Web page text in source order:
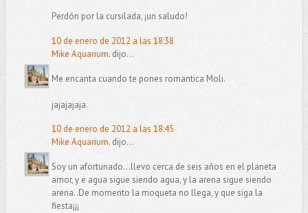
Perdón por la cursilada, ¡un saludo!
10 de enero de 2012 a las 18:38
Mike Aquarium.dijo...
Me encanta cuando te pones romantica Moli.
jajajajaja.
10 de enero de 2012 a las 18:45
Mike Aquarium.dijo...
Soy un afortunado...llevo cerca de seis años en el planeta
amor, y e agua sigue siendo agua, y la arena sigue siendo
arena..De momento la moqueta no llega, y que siga la
fiesta¡¡¡